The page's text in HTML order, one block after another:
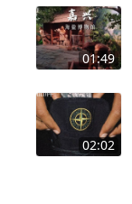
01:49
02:02